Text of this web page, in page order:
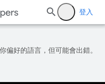
登入
偏好的語言，但可能會出錯。